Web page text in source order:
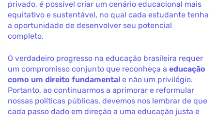
privado, é possível criar um cenário educacional mais
equitativo e sustentável, no qual cada estudante tenha
a oportunidade de desenvolver seu potencial
completo.
O verdadeiro progresso na educação brasileira requer
um compromisso conjunto que reconheça a educação
como um direito fundamental e não um privilégio.
Portanto, ao continuarmos a aprimorar e reformular
nossas políticas públicas, devemos nos lembrar de que
cada passo dado em direção a uma educação justa e